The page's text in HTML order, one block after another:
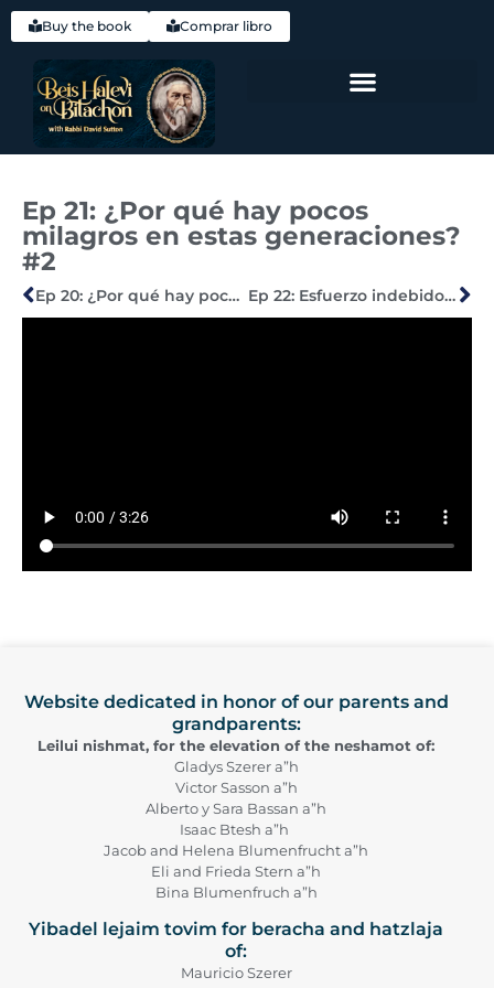
Buy the book Comprar libro
Ep 21: ¿Por qué hay pocos
milagros en estas generaciones?
#2
Ep 20: ¿Por qué hay pocos milagros en estas generaciones? #1 Ep 22: Esfuerzo indebido #1
Website dedicated in honor of our parents and
grandparents:
Leilui nishmat, for the elevation of the neshamot of:
Gladys Szerer a”h
Victor Sasson a”h
Alberto y Sara Bassan a”h
Isaac Btesh a”h
Jacob and Helena Blumenfrucht a”h
Eli and Frieda Stern a”h
Bina Blumenfruch a”h
Yibadel lejaim tovim for beracha and hatzlaja
of:
Mauricio Szerer